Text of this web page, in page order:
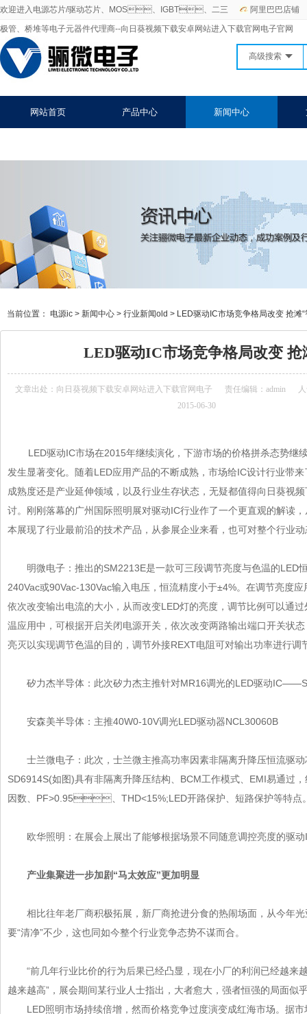
阿里巴巴店铺
欢迎进入电源芯片/驱动芯片、MOS、IGBT、二三
极管、桥堆等电子元器件代理商--向日葵视频下载安卓网站进入下载官网电子官网
高级搜索
网站首页 产品中心 新闻中心
当前位置： 电源ic > 新闻中心 > 行业新闻old > LED驱动IC市场竞争格局改变 抢滩“
LED驱动IC市场竞争格局改变 抢
文章出处： 向日葵视频下载安卓网站进入下载官网电子 责任编辑：admin
人
2015-06-30
LED驱动IC市场在2015年继续演化，下游市场的价格拼杀态势继续传
发生显著变化。随着LED应用产品的不断成熟，市场给IC设计行业带
成熟度还是产业延伸领域，以及行业生存状态，无疑都值得向日葵
讨。刚刚落幕的广州国际照明展对驱动IC行业作了一个更直观的解读
本展现了行业最前沿的技术产品，从参展企业来看，也可对整个行业动
明微电子：推出的SM2213E是一款可三段调节亮度与色温的LED恒
240Vac或90Vac-130Vac输入电压，恒流精度小于±4%。在调节亮度应
依次改变输出电流的大小，从而改变LED灯的亮度，调节比例可以
温应用中，可根据开启关闭电源开关，依次改变两路输出端口开关状
亮灭以实现调节色温的目的，调节外接REXT电阻可对输出功率进行调节
矽力杰半导体：此次矽力杰主推针对MR16调光的LED驱动
安森美半导体：主推40W0-10V调光LED驱动器NCL30060B
士兰微电子：此次，士兰微主推高功率因素非隔离升降压恒流驱动芯
SD6914S(如图)具有非隔离升降压结构、BCM工作模式、EMI易通过
因数、PF>0.95、THD<15%;LED开路保护、短路保护等特点
欧华照明：在展会上展出了能够根据场景不同随意调控亮度的驱动
产业集聚进一步加剧“马太效应”更加明显
相比往年老厂商积极拓展，新厂商抢进分食的热闹场面，从今年光
要“清净”不少，这也同如今整个行业竞争态势不谋而合。
“前几年行业比价的行为后果已经凸显，现在小厂的利润已经越来
越来越高”，展会期间某行业人士指出，大者愈大，强者恒强的局面似
LED照明市场持续倍增，然而价格竞争过度演变成红海市场。据市